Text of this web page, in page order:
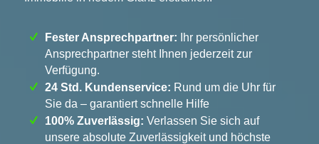
Fester Ansprechpartner: Ihr persönlicher
Ansprechpartner steht Ihnen jederzeit zur
Verfügung.
24 Std. Kundenservice: Rund um die Uhr für
Sie da – garantiert schnelle Hilfe
100% Zuverlässig: Verlassen Sie sich auf
unsere absolute Zuverlässigkeit und höchste